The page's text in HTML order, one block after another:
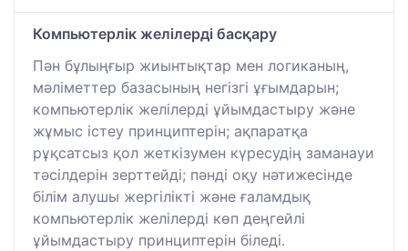
Компьютерлік желілерді басқару
Пән бұлыңғыр жиынтықтар мен логиканың,
мәліметтер базасының негізгі ұғымдарын;
компьютерлік желілерді ұйымдастыру және
жұмыс істеу принциптерін; ақпаратқа
рұқсатсыз қол жеткізумен күресудің заманауи
тәсілдерін зерттейді; пәнді оқу нәтижесінде
білім алушы жергілікті және ғаламдық
компьютерлік желілерді көп деңгейлі
ұйымдастыру принциптерін біледі.